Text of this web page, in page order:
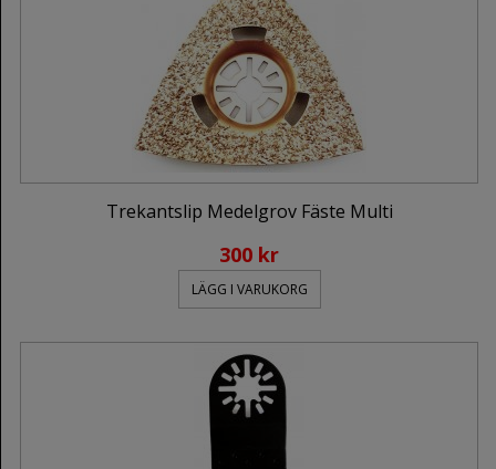
Trekantslip Medelgrov Fäste Multi
300 kr
LÄGG I VARUKORG